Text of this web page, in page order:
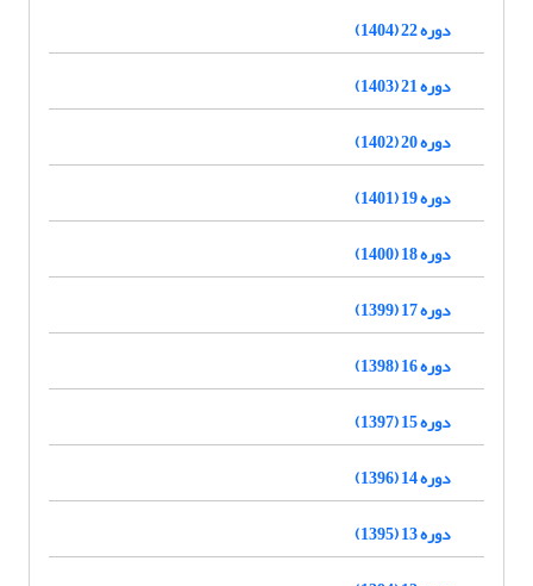
دوره 22 (1404)
دوره 21 (1403)
دوره 20 (1402)
دوره 19 (1401)
دوره 18 (1400)
دوره 17 (1399)
دوره 16 (1398)
دوره 15 (1397)
دوره 14 (1396)
دوره 13 (1395)